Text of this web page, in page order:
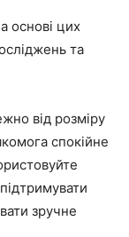
основі цих
та
від розміру
спокійне
зручне